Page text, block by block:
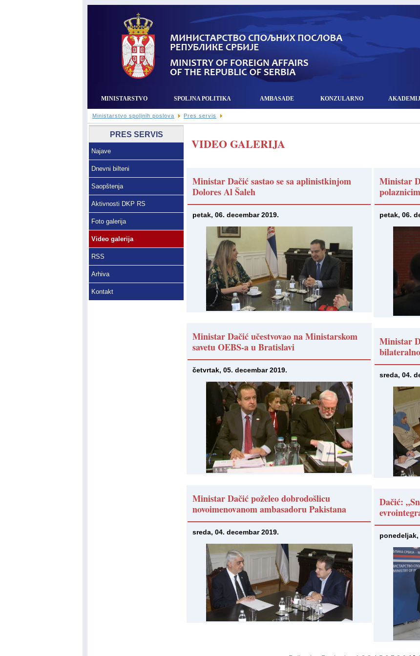
MINISTARSTVO SPOLJNA POLITIKA AMBASADE KONZULARNO
Ministarstvo spoljnih poslova Pres servis
PRES SERVIS
Najave
Dnevni bilteni
Saopštenja
Aktivnosti DKP RS
Foto galerija
Video galerija
RSS
Arhiva
Kontakt
VIDEO GALERIJA
Ministar Dačić sastao se sa aplinistkinjom
Dolores Al Šaleh
petak, 06. decembar 2019.
Ministar Dačić učestvovao na Ministarskom
savetu OEBS-a u Bratislavi
četvrtak, 05. decembar 2019.
Ministar Dačić poželeo dobrodošlicu
novoimenovanom ambasadoru Pakistana
sreda, 04. decembar 2019.
Ministar
petak, 06.
Ministar
sreda, 04.
Dačić:
ponedeljak,